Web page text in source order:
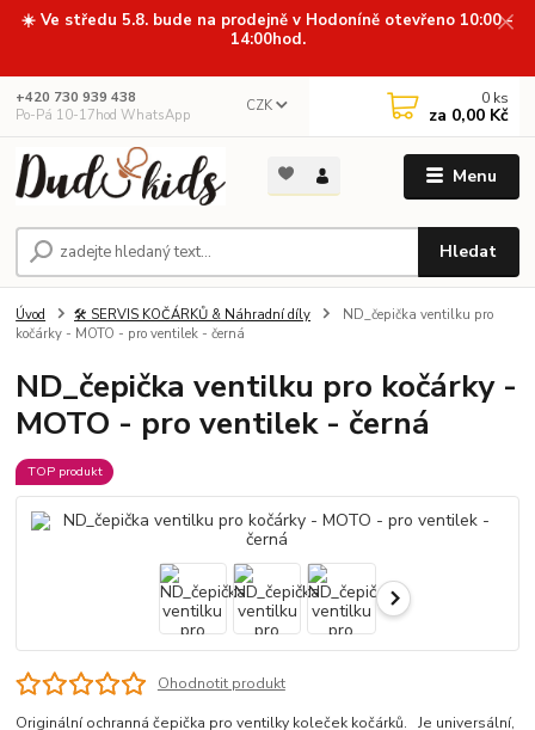
☀️ Ve středu 5.8. bude na prodejně v Hodoníně otevřeno 10:00 -
14:00hod.
Menu
CZK
Hledat
+420 730 939 438
Po-Pá 10-17hod WhatsApp
0 ks
za 0,00 Kč
Úvod 🛠️ SERVIS KOČÁRKŮ & Náhradní díly
ND_čepička ventilku pro
kočárky - MOTO - pro ventilek - černá
ND_čepička ventilku pro kočárky -
MOTO - pro ventilek - černá
TOP produkt
Ohodnotit produkt
Originální ochranná čepička pro ventilky koleček kočárků. Je universální,